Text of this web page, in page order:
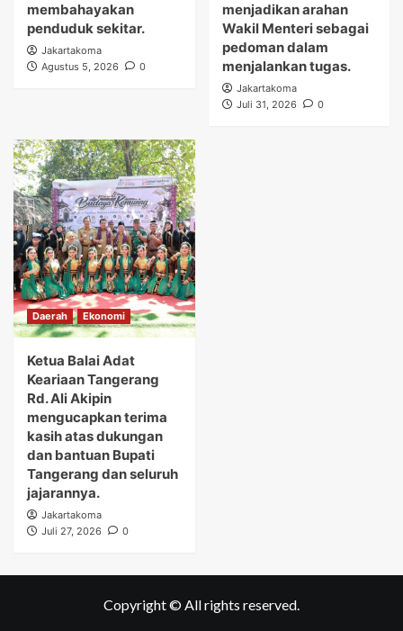
membahayakan
penduduk sekitar.
Jakartakoma
Agustus 5, 2026
0
menjadikan arahan
Wakil Menteri sebagai
pedoman dalam
menjalankan tugas.
Jakartakoma
Juli 31, 2026
0
Daerah Ekonomi
Ketua Balai Adat
Keariaan Tangerang
Rd. Ali Akipin
mengucapkan terima
kasih atas dukungan
dan bantuan Bupati
Tangerang dan seluruh
jajarannya.
Jakartakoma
Juli 27, 2026
0
Copyright © All rights reserved.